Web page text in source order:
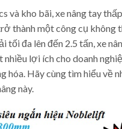
và kho bãi, xe nâng tay
thành một công cụ không
tối đa lên đến 2.5 tấn, xe
nhiều lợi ích cho doanh
hóa. Hãy cùng tìm hiểu về
này.